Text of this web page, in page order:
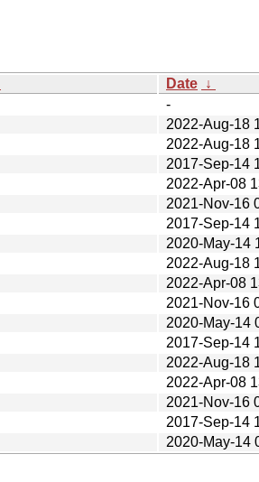
Date ↓
-
2022-Aug-18
2022-Aug-18
2017-Sep-14
2022-Apr-08
2021-Nov-16
2017-Sep-14
2020-May-14
2022-Aug-18
2022-Apr-08
2021-Nov-16
2020-May-14
2017-Sep-14
2022-Aug-18
2022-Apr-08
2021-Nov-16
2017-Sep-14
2020-May-14